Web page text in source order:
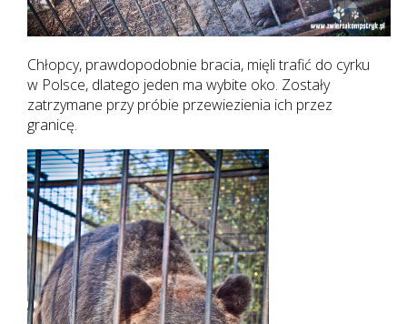
Chłopcy, prawdopodobnie bracia, mięli trafić do cyrku
w Polsce, dlatego jeden ma wybite oko. Zostały
zatrzymane przy próbie przewiezienia ich przez
granicę.